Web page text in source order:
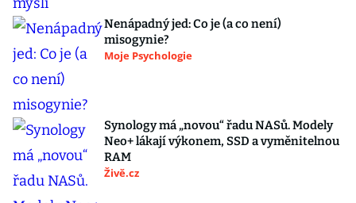
Nenápadný jed: Co je (a co není)
misogynie?
Moje Psychologie
Synology má „novou“ řadu NASů. Modely
Neo+ lákají výkonem, SSD a vyměnitelnou
RAM
Živě.cz